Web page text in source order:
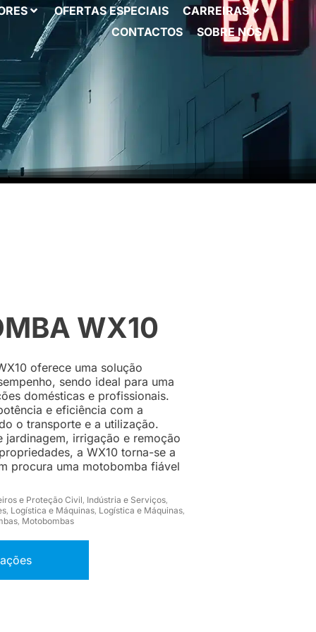
OFERTAS ESPECIAIS
CARREIRAS
CONTACTOS
SOBRE NÓS
WX10
oferece uma solução
sendo ideal para uma
domésticas e profissionais.
e eficiência com a
o transporte e a utilização.
jardinagem, irrigação e remoção
a WX10 torna-se a
procura uma motobomba fiável
e Proteção Civil, Indústria e Serviços,
, Logística e Máquinas, Logística e Máquinas,
, Motobombas